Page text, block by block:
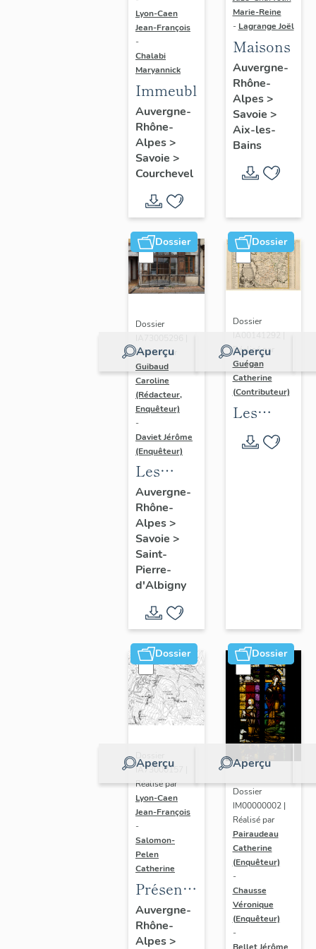
Lyon-Caen
Jean-François
-
Chalabi
Maryannick
Immeubles
Auvergne-
Rhône-
Alpes>
Savoie >
Courchevel
Marie-Reine
- Lagrange Joël
Maisons
Auvergne-
Rhône-
Alpes>
Savoie >
Aix-les-
Bains
Dossier
Aperçu
Dossier
Réalisé par
Guibaud
Caroline
(Rédacteur,
Enquêteur)
-
Daviet Jérôme
(Enquêteur)
Les
hôtels,
maisons
et
immeubles
du bourg
de Saint-
Pierre-
d'Albigny
Auvergne-
Rhône-
Alpes>
Savoie >
Saint-
Pierre-
d'Albigny
Dossier
Aperçu
Dossier
IA00141292 |
Réalisé par
Guégan
Catherine
(Contributeur)
Les
collèges
jésuites
Alpes
(DOSSIER
EN
COURS)
Dossier
Aperçu
IA73000157 |
Réalisé par
Lyon-Caen
Jean-François
-
Salomon-
Pelen
Catherine
Présentation
de
l'étude
Auvergne-
Rhône-
Alpes>
Dossier
Aperçu
Dossier
IM00000002 |
Réalisé par
Pairaudeau
Catherine
(Enquêteur)
-
Chausse
Véronique
(Enquêteur)
-
Bellet Jérôme